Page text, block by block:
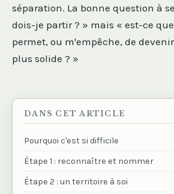
séparation. La bonne question à
dois-je partir ? » mais « est-ce
permet, ou m'empêche, de
plus solide ? »
DANS CET ARTICLE
Pourquoi c'est si difficile
Étape 1 : reconnaître et nommer
Étape 2 : un territoire à soi